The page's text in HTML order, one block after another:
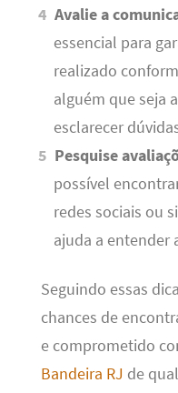
Avalie a
essencial para
realizado
alguém que seja
esclarecer
Pesquise
possível
redes sociais ou
ajuda a entender
Seguindo essas
chances de
e comprometido
Bandeira RJ de